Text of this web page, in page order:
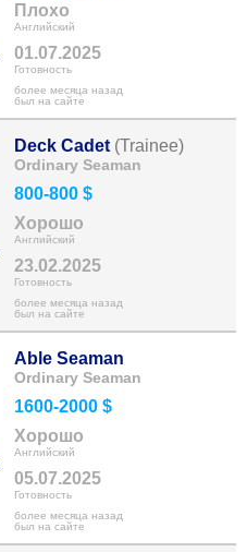
Плохо
Английский
01.07.2025
Готовность
более месяца назад
был на сайте
Deck Cadet (Trainee)
Ordinary Seaman
800-800 $
Хорошо
Английский
23.02.2025
Готовность
более месяца назад
был на сайте
Able Seaman
Ordinary Seaman
1600-2000 $
Хорошо
Английский
05.07.2025
Готовность
более месяца назад
был на сайте